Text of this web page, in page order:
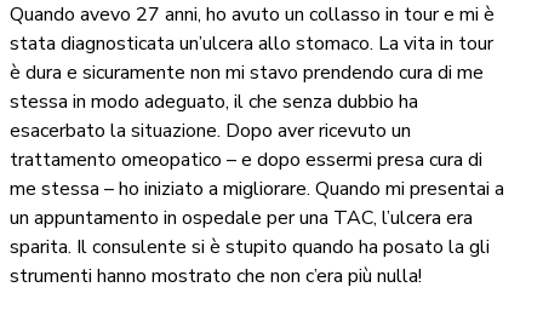
Quando avevo 27 anni, ho avuto un collasso in tour e mi è
stata diagnosticata un’ulcera allo stomaco. La vita in tour
è dura e sicuramente non mi stavo prendendo cura di me
stessa in modo adeguato, il che senza dubbio ha
esacerbato la situazione. Dopo aver ricevuto un
trattamento omeopatico – e dopo essermi presa cura di
me stessa – ho iniziato a migliorare. Quando mi presentai a
un appuntamento in ospedale per una TAC, l’ulcera era
sparita. Il consulente si è stupito quando ha posato la gli
strumenti hanno mostrato che non c’era più nulla!